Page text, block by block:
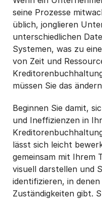
seine Prozesse
üblich, jonglieren
unterschiedlichen
Systemen, was zu
von Zeit und
müssen Sie das
Beginnen Sie damit,
und Ineffizienzen in
lässt sich leicht
gemeinsam mit Ihrem
visuell darstellen und
identifizieren, in
Zuständigkeiten gibt.